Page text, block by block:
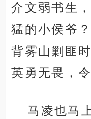
介文弱书生
猛的小侯爷
背雾山剿匪
英勇无畏，
马凌也马